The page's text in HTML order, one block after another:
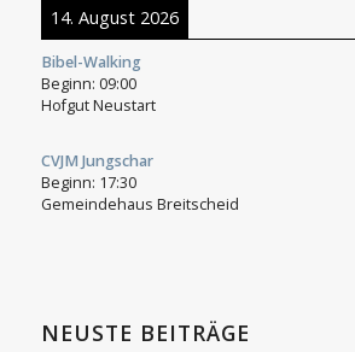
14. August 2026
Bibel-Walking
Beginn: 09:00
Hofgut Neustart
CVJM Jungschar
Beginn: 17:30
Gemeindehaus Breitscheid
NEUSTE BEITRÄGE